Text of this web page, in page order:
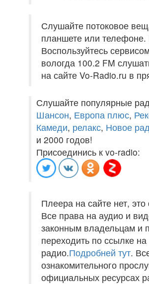
Слушайте потоковое
планшете или телефоне.
Воспользуйтесь
вологда 100.2 FM
на сайте Vo-Radio.ru в
Слушайте популярные
Шансон, Европа плюс,
Камеди, релакс, Новое
и 2000 годов!
Присоединись к vo-radio:
Плеера на сайте нет,
Все права на аудио и
законным владельцам и
переходить по ссылке
радио.Подробней тут.
ознакомительного
официальных ресурсах